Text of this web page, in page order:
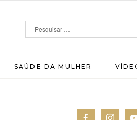
SAÚDE DA MULHER